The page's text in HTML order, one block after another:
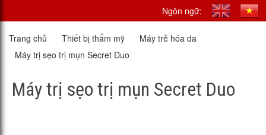
Ngôn ngữ:
Trang chủ Thiết bị thẩm mỹ
Máy trẻ hóa da
Máy trị sẹo trị mụn Secret Duo
Máy trị sẹo trị mụn Secret Duo